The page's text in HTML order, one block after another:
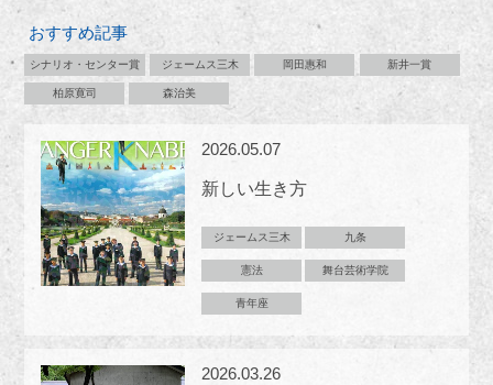
おすすめ記事
シナリオ・センター賞 ジェームス三木 岡田惠和 新井一賞
柏原寛司 森治美
2026.05.07
新しい生き方
ジェームス三木 九条
憲法 舞台芸術学院
青年座
2026.03.26